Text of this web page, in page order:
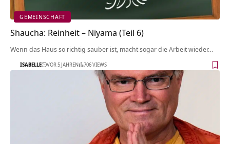
GEMEINSCHAFT
Shaucha: Reinheit – Niyama (Teil 6)
Wenn das Haus so richtig sauber ist, macht sogar die Arbeit wieder…
ISABELLE VOR 5 JAHREN 706 VIEWS